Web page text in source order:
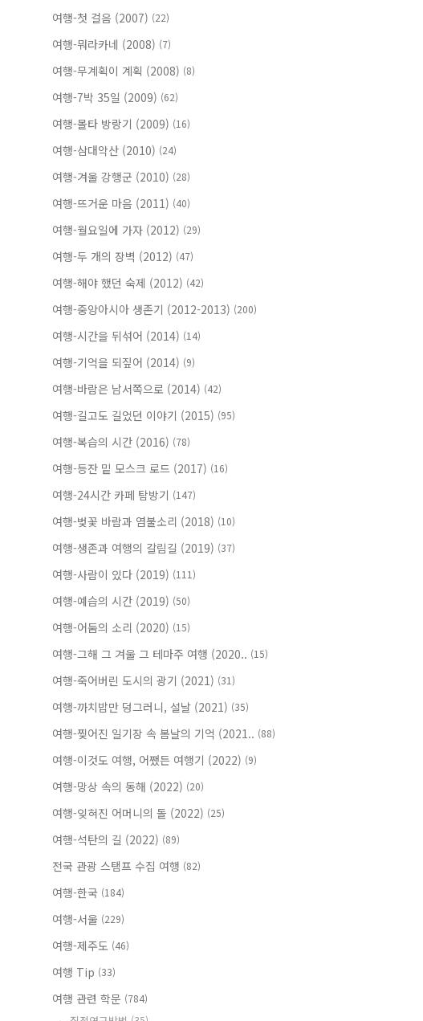
여행-첫 걸음 (2007) (22)
여행-뭐라카네 (2008) (7)
여행-무계획이 계획 (2008) (8)
여행-7박 35일 (2009) (62)
여행-몰타 방랑기 (2009) (16)
여행-삼대악산 (2010) (24)
여행-겨울 강행군 (2010) (28)
여행-뜨거운 마음 (2011) (40)
여행-월요일에 가자 (2012) (29)
여행-두 개의 장벽 (2012) (47)
여행-해야 했던 숙제 (2012) (42)
여행-중앙아시아 생존기 (2012-2013) (200)
여행-시간을 뒤섞어 (2014) (14)
여행-기억을 되짚어 (2014) (9)
여행-바람은 남서쪽으로 (2014) (42)
여행-길고도 길었던 이야기 (2015) (95)
여행-복습의 시간 (2016) (78)
여행-등잔 밑 모스크 로드 (2017) (16)
여행-24시간 카페 탐방기 (147)
여행-벚꽃 바람과 염불소리 (2018) (10)
여행-생존과 여행의 갈림길 (2019) (37)
여행-사람이 있다 (2019) (111)
여행-예습의 시간 (2019) (50)
여행-어둠의 소리 (2020) (15)
여행-그해 그 겨울 그 테마주 여행 (2020.. (15)
여행-죽어버린 도시의 광기 (2021) (31)
여행-까치밥만 덩그러니, 설날 (2021) (35)
여행-찢어진 일기장 속 봄날의 기억 (2021.. (88)
여행-이것도 여행, 어쨌든 여행기 (2022) (9)
여행-망상 속의 동해 (2022) (20)
여행-잊혀진 어머니의 돌 (2022) (25)
여행-석탄의 길 (2022) (89)
전국 관광 스탬프 수집 여행 (82)
여행-한국 (184)
여행-서울 (229)
여행-제주도 (46)
여행 Tip (33)
여행 관련 학문 (784)